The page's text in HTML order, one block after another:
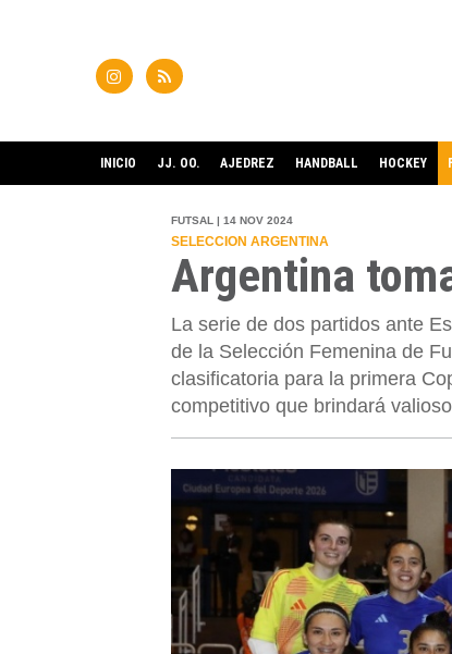
INICIO JJ. OO. AJEDREZ HANDBALL HOCKEY
FUTSAL | 14 NOV 2024
SELECCION ARGENTINA
Argentina
La serie de dos partidos ante
de la Selección Femenina de
clasificatoria para la primera
competitivo que brindará